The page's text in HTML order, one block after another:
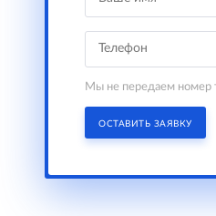
Мы не передаем номер
ОСТАВИТЬ ЗАЯВКУ